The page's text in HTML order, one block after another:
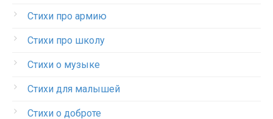
Стихи про армию
Стихи про школу
Стихи о музыке
Стихи для малышей
Стихи о доброте